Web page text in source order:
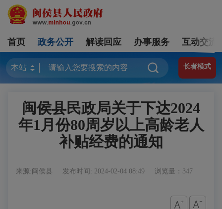
首页 政务公开 解读回应 办事服务 互动交流
长者模式
闽侯县民政局关于下达2024
年1月份80周岁以上高龄老人
补贴经费的通知
来源:闽侯县 发布时间: 2024-02-04 08:49 浏览量：347